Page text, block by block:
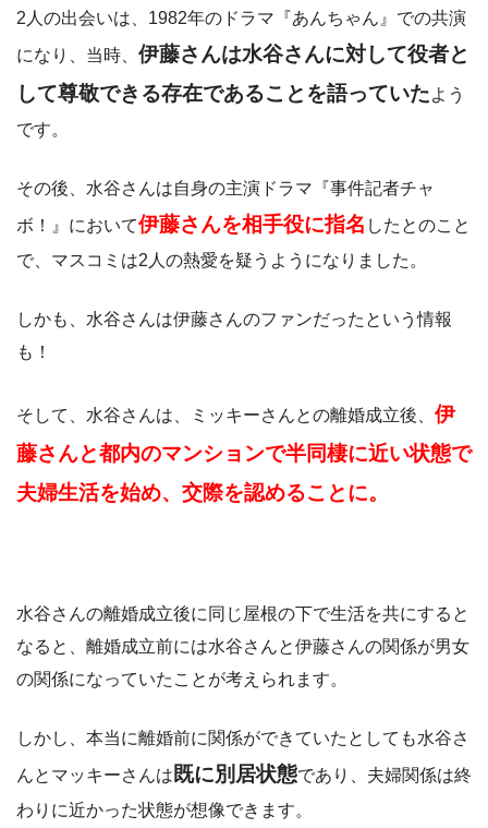
2人の出会いは、1982年のドラマ『あんちゃん』での共演
になり、当時、 伊藤さんは水谷さんに対して役者と
して尊敬できる存在であることを語っていたよう
です。
その後、水谷さんは自身の主演ドラマ『事件記者チャ
ボ！』において伊藤さんを相手役に指名 したとのこと
で、マスコミは2人の熱愛を疑うようになりました。
しかも、水谷さんは伊藤さんのファンだったという情報
も！
そして、水谷さんは、ミッキーさんとの離婚成立後、 伊
藤さんと都内のマンションで半同棲に近い状態で
夫婦生活を始め、交際を認めることに。
水谷さんの離婚成立後に同じ屋根の下で生活を共にすると
なると、離婚成立前には水谷さんと伊藤さんの関係が男女
の関係になっていたことが考えられます。
しかし、本当に離婚前に関係ができていたとしても水谷さ
んとマッキーさんは 既に別居状態であり、夫婦関係は終
わりに近かった状態が想像できます。